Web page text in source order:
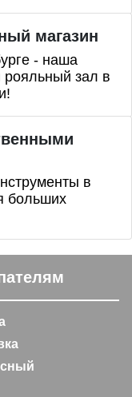
магазин
- наша
рояльный зал в
в
больших